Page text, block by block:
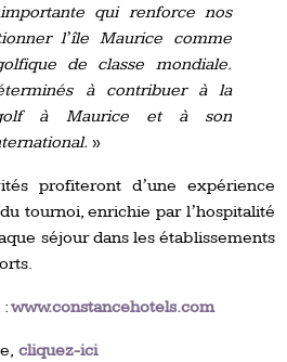
qui renforce nos
lʼîle Maurice comme
de classe mondiale.
à contribuer à la
à Maurice et à son
»
profiteront dʼune expérience
tournoi, enrichie par lʼhospitalité
séjour dans les établissements
:www.constancehotels.com
cliquez-ici